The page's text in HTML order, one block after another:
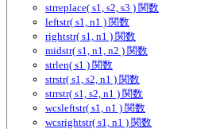
strreplace( s1, s2, s3 ) 関数
leftstr( s1, n1 ) 関数
rightstr( s1, n1 ) 関数
midstr( s1, n1, n2 ) 関数
strlen( s1 ) 関数
strstr( s1, s2, n1 ) 関数
strrstr( s1, s2, n1 ) 関数
wcsleftstr( s1, n1 ) 関数
wcsrightstr( s1, n1 ) 関数